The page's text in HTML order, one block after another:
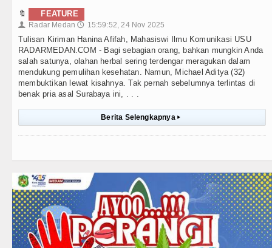
🔖 FEATURE
👤 Radar Medan 🕔 15:59:52, 24 Nov 2025
Tulisan Kiriman Hanina Afifah, Mahasiswi Ilmu Komunikasi USU
RADARMEDAN.COM - Bagi sebagian orang, bahkan mungkin Anda
salah satunya, olahan herbal sering terdengar meragukan dalam
mendukung pemulihan kesehatan. Namun, Michael Aditya (32)
membuktikan lewat kisahnya. Tak pernah sebelumnya terlintas di
benak pria asal Surabaya ini, . . .
Berita Selengkapnya ▸